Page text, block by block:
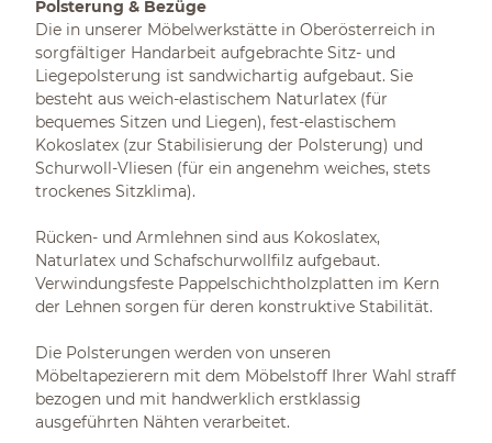
Polsterung & Bezüge
Die in unserer Möbelwerkstätte in Oberösterreich in
sorgfältiger Handarbeit aufgebrachte Sitz- und
Liegepolsterung ist sandwichartig aufgebaut. Sie
besteht aus weich-elastischem Naturlatex (für
bequemes Sitzen und Liegen), fest-elastischem
Kokoslatex (zur Stabilisierung der Polsterung) und
Schurwoll-Vliesen (für ein angenehm weiches, stets
trockenes Sitzklima).
Rücken- und Armlehnen sind aus Kokoslatex,
Naturlatex und Schafschurwollfilz aufgebaut.
Verwindungsfeste Pappelschichtholzplatten im Kern
der Lehnen sorgen für deren konstruktive Stabilität.
Die Polsterungen werden von unseren
Möbeltapezierern mit dem Möbelstoff Ihrer Wahl straff
bezogen und mit handwerklich erstklassig
ausgeführten Nähten verarbeitet.